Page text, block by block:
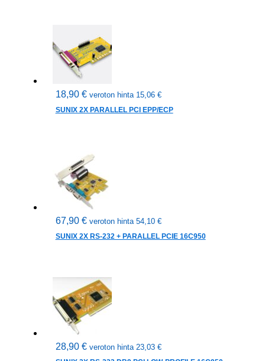
18,90 € veroton hinta 15,06 €
SUNIX 2X PARALLEL PCI EPP/ECP
67,90 € veroton hinta 54,10 €
SUNIX 2X RS-232 + PARALLEL PCIE 16C950
28,90 € veroton hinta 23,03 €